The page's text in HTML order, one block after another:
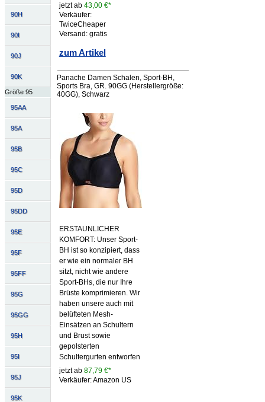
90H
90I
90J
90K
Größe 95
95AA
95A
95B
95C
95D
95DD
95E
95F
95FF
95G
95GG
95H
95I
95J
95K
jetzt ab 43,00 €*
Verkäufer:
TwiceCheaper
Versand: gratis
zum Artikel
Panache Damen Schalen, Sport-BH,
Sports Bra, GR. 90GG (Herstellergröße:
40GG), Schwarz
ERSTAUNLICHER
KOMFORT: Unser Sport-
BH ist so konzipiert, dass
er wie ein normaler BH
sitzt, nicht wie andere
Sport-BHs, die nur Ihre
Brüste komprimieren. Wir
haben unsere auch mit
belüfteten Mesh-
Einsätzen an Schultern
und Brust sowie
gepolsterten
Schultergurten entworfen
jetzt ab 87,79 €*
Verkäufer: Amazon US